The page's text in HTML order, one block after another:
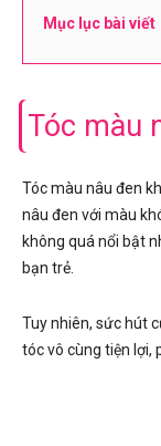
Mục lục bài viết
Tóc màu
Tóc màu nâu đen
nâu đen với màu
không quá nổi bật
bạn trẻ.
Tuy nhiên, sức hút
tóc vô cùng tiện lợi,